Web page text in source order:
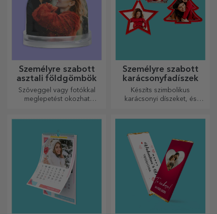
Személyre szabott
asztali földgömbök
Szöveggel vagy fotókkal
meglepetést okozhat
Személyre szabott
karácsonyfadíszek
Készíts szimbolikus
karácsonyi díszeket, és